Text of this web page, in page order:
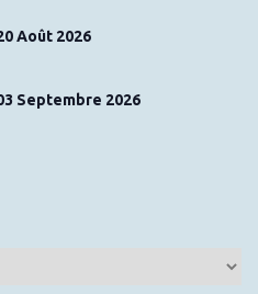
Août 2026
Septembre 2026